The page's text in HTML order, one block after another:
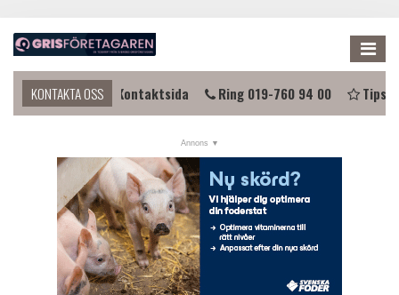
NYHETER
KALENDER
LÄNKAR
ANNONSERA
PRENUMERERA
KONTAKTA OSS
i kontakt? Kontaktsida Ring 019-760 94 00 Tipsa